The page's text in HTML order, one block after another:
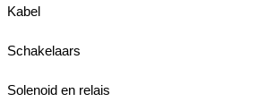
Kabel
Schakelaars
Solenoid en relais